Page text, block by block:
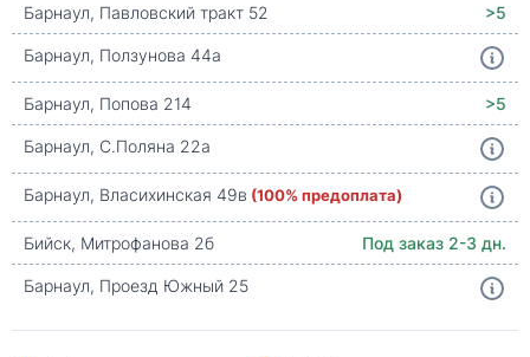
Барнаул, Павловский тракт 52
>5
Барнаул, Ползунова 44а
Барнаул, Попова 214
>5
Барнаул, С.Поляна 22а
Барнаул, Власихинская 49в (100% предоплата)
Бийск, Митрофанова 2б
Под заказ 2-3 дн.
Барнаул, Проезд Южный 25